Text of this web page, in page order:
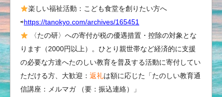
究
を
し
て
く
楽しい福祉活動：こども食堂を創りたい方へ
⇨https://tanokyo.com/archives/165451
〈たの研〉への寄付が税の優遇措置・控除の対象とな
ります（2000円以上）。ひとり親世帯など経済的に支援
の必要な方達へたのしい教育を普及する活動に寄付してい
ただける方、大歓迎： 返礼は額に応じた「たのしい教育通
信講座：メルマガ （要：振込連絡）」